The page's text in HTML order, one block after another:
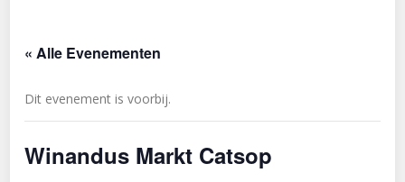
« Alle Evenementen
Dit evenement is voorbij.
Winandus Markt Catsop